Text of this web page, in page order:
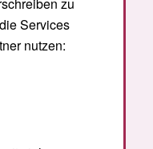
zu
Services
nutzen: